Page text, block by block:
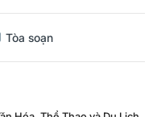
Tòa soạn